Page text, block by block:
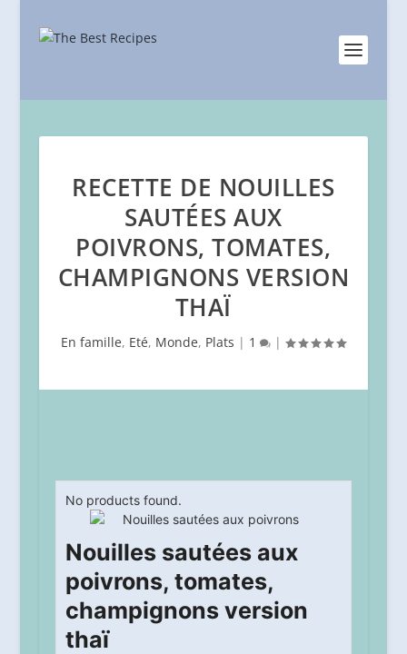
RECETTE DE NOUILLES
SAUTÉES AUX
POIVRONS, TOMATES,
CHAMPIGNONS VERSION
THAÏ
En famille, Eté, Monde, Plats | 1 |
No products found.
Nouilles sautées aux
poivrons, tomates,
champignons version
thaï